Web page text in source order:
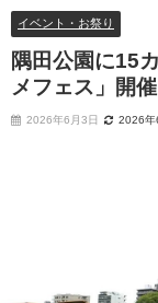
イベント・お祭り
隅田公園に15
メフェス」開
2026年6月3日 2026年